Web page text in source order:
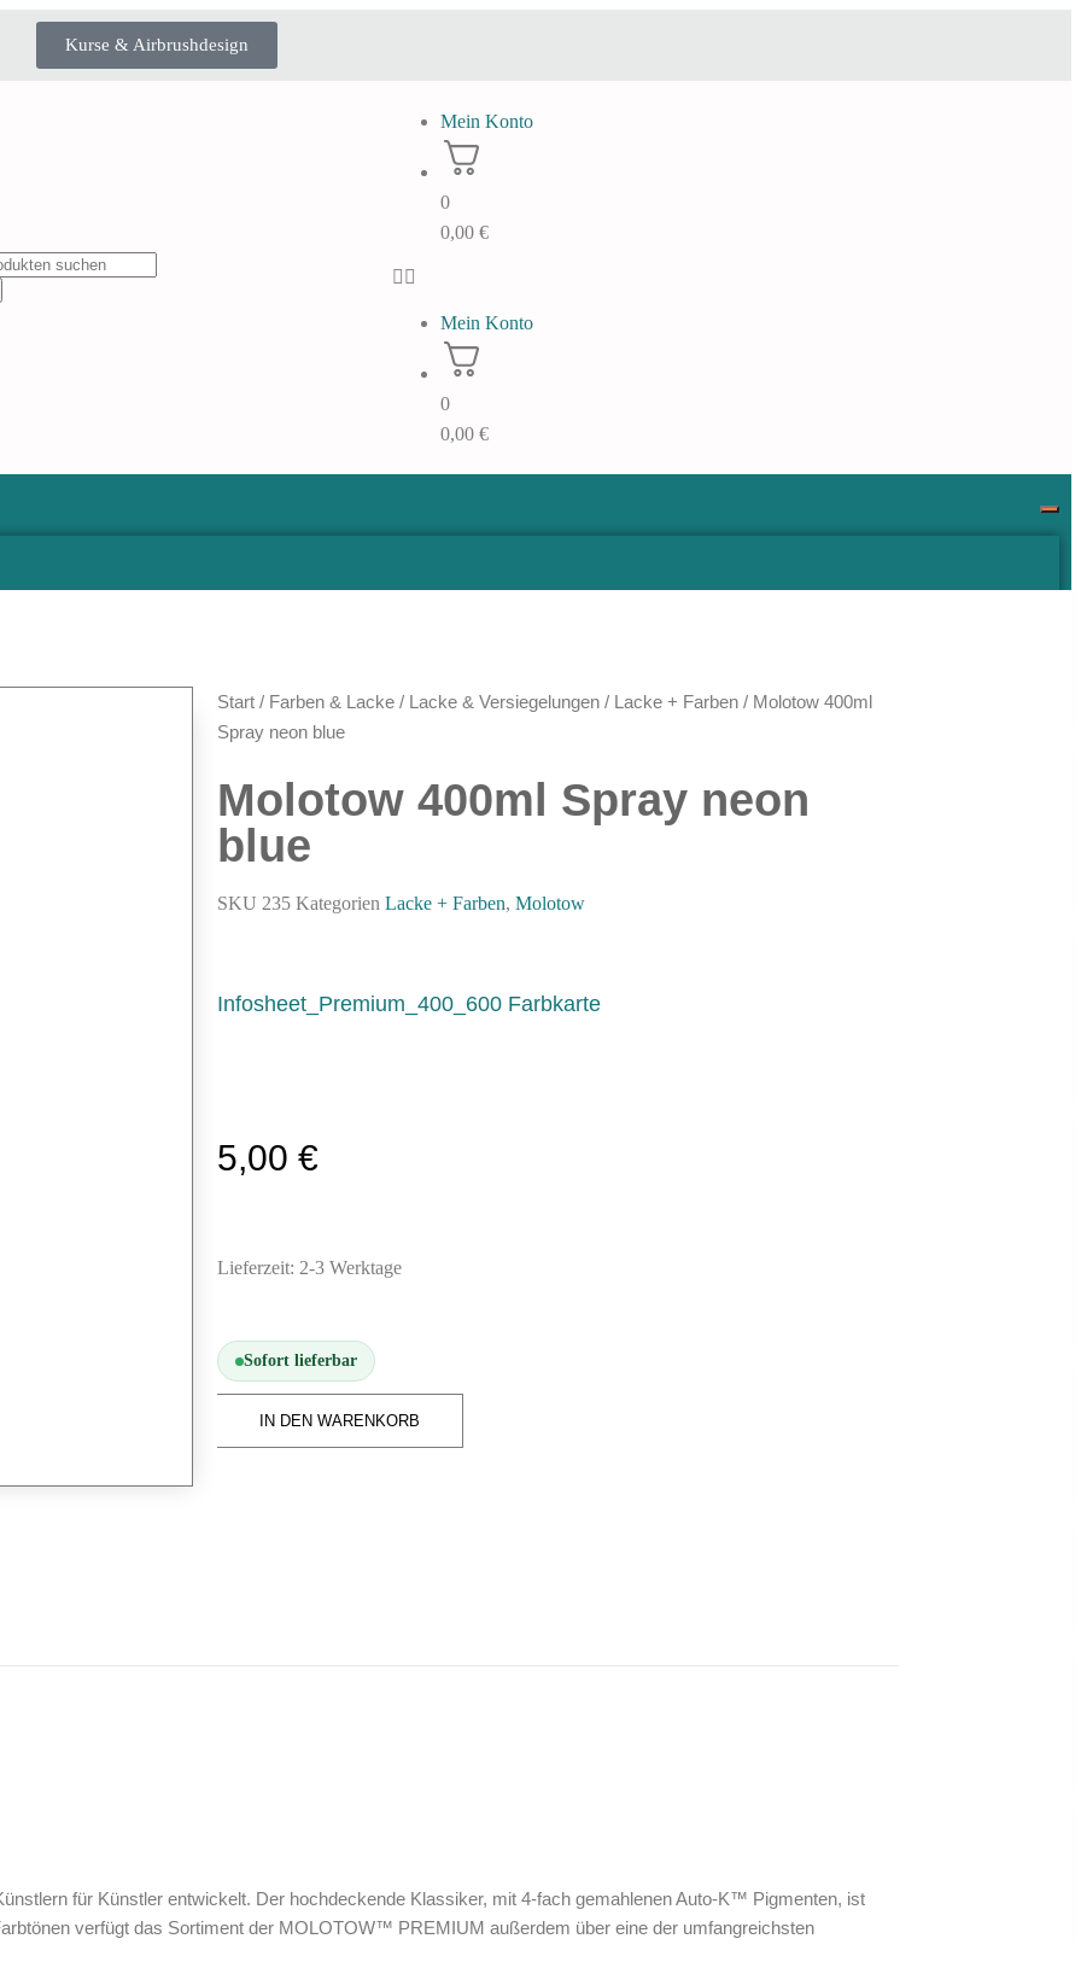
Kurse & Airbrushdesign
Mein Konto
0
0,00 €
Mein Konto
0
0,00 €
Start / Farben & Lacke / Lacke & Versiegelungen / Lacke + Farben / Molotow 400ml
Spray neon blue
Molotow 400ml Spray neon
blue
SKU 235 Kategorien Lacke + Farben, Molotow
Infosheet_Premium_400_600 Farbkarte
5,00 €
Lieferzeit: 2-3 Werktage
Sofort lieferbar
IN DEN WARENKORB
für Künstler entwickelt. Der hochdeckende Klassiker, mit 4-fach gemahlenen Auto-K™ Pigmenten, ist
verfügt das Sortiment der MOLOTOW™ PREMIUM außerdem über eine der umfangreichsten